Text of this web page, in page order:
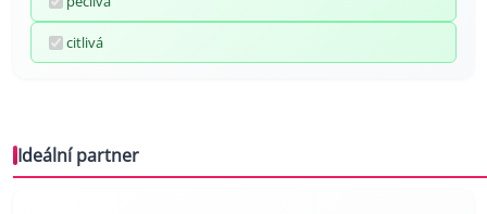
citlivá
Ideální partner